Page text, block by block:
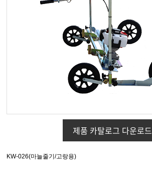
제품 카탈로그 다운로드
KW-026(마늘줄기/고랑용)